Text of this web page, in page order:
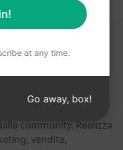
dei prompt e una
community. Realizza
vendite,
at any time.
Go away, box!